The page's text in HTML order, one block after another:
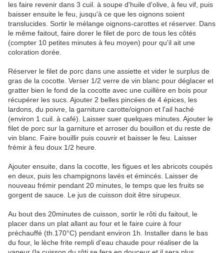
les faire revenir dans 3 cuil. à soupe d'huile d'olive, à feu vif, puis
baisser ensuite le feu, jusqu'à ce que les oignons soient
translucides. Sortir le mélange oignons-carottes et réserver. Dans
le même faitout, faire dorer le filet de porc de tous les côtés
(compter 10 petites minutes à feu moyen) pour qu'il ait une
coloration dorée.
Réserver le filet de porc dans une assiette et vider le surplus de
gras de la cocotte. Verser 1/2 verre de vin blanc pour déglacer et
gratter bien le fond de la cocotte avec une cuillère en bois pour
récupérer les sucs. Ajouter 2 belles pincées de 4 épices, les
lardons, du poivre, la garniture carotte/oignon et l'ail haché
(environ 1 cuil. à café). Laisser suer quelques minutes. Ajouter le
filet de porc sur la garniture et arroser du bouillon et du reste de
vin blanc. Faire bouillir puis couvrir et baisser le feu. Laisser
frémir à feu doux 1/2 heure.
Ajouter ensuite, dans la cocotte, les figues et les abricots coupés
en deux, puis les champignons lavés et émincés. Laisser de
nouveau frémir pendant 20 minutes, le temps que les fruits se
gorgent de sauce. Le jus de cuisson doit être sirupeux.
Au bout des 20minutes de cuisson, sortir le rôti du faitout, le
placer dans un plat allant au four et le faire cuire à four
préchauffé (th.170°C) pendant environ 1h. Installer dans le bas
du four, le lèche frite rempli d'eau chaude pour réaliser de la